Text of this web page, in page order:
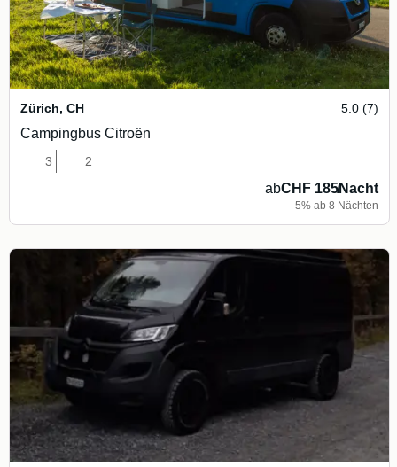
Zürich, CH 5.0 (7)
Campingbus Citroën
3 2
abCHF 185/Nacht
-5% ab 8 Nächten